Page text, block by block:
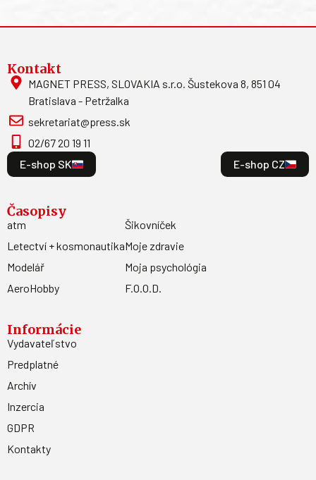
Kontakt
MAGNET PRESS, SLOVAKIA s.r.o. Šustekova 8, 851 04
Bratislava - Petržalka
sekretariat@press.sk
02/67 20 19 11
E-shop SK
E-shop CZ
Časopisy
atm
Letectví + kosmonautika
Modelář
AeroHobby
Šikovníček
Moje zdravie
Moja psychológia
F.O.O.D.
Informácie
Vydavateľstvo
Predplatné
Archív
Inzercia
GDPR
Kontakty